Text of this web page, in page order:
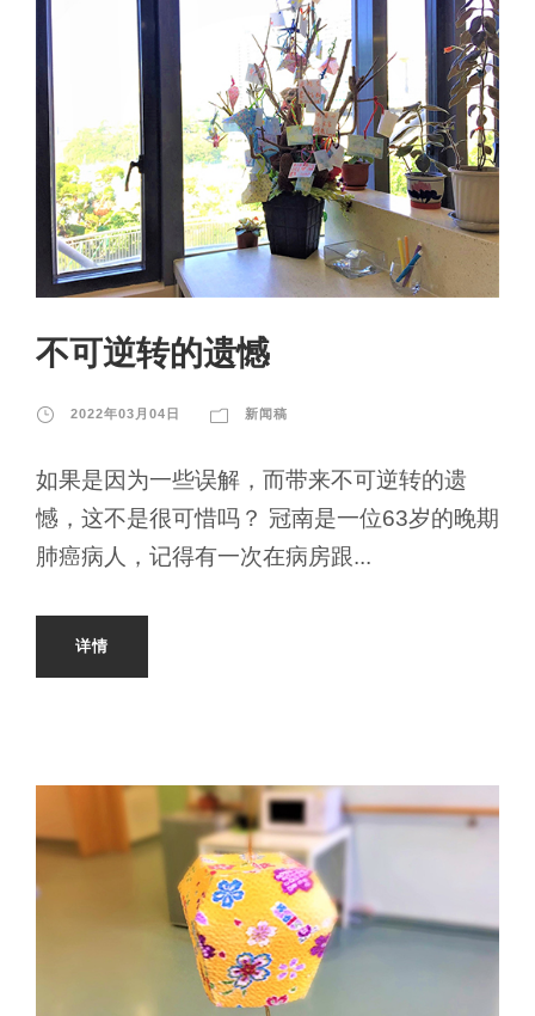
不可逆转的遗憾
2022年03月04日 新闻稿
如果是因为一些误解，而带来不可逆转的遗
憾，这不是很可惜吗？ 冠南是一位63岁的晚期
肺癌病人，记得有一次在病房跟...
详情